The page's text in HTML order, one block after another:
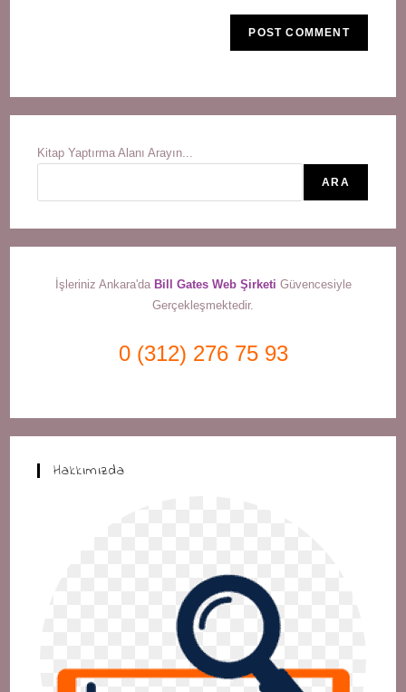
Kitap Yaptırma Alanı Arayın...
ARA
İşleriniz Ankara'da Bill Gates Web Şirketi Güvencesiyle
Gerçekleşmektedir.
0 (312) 276 75 93
Hakkımızda